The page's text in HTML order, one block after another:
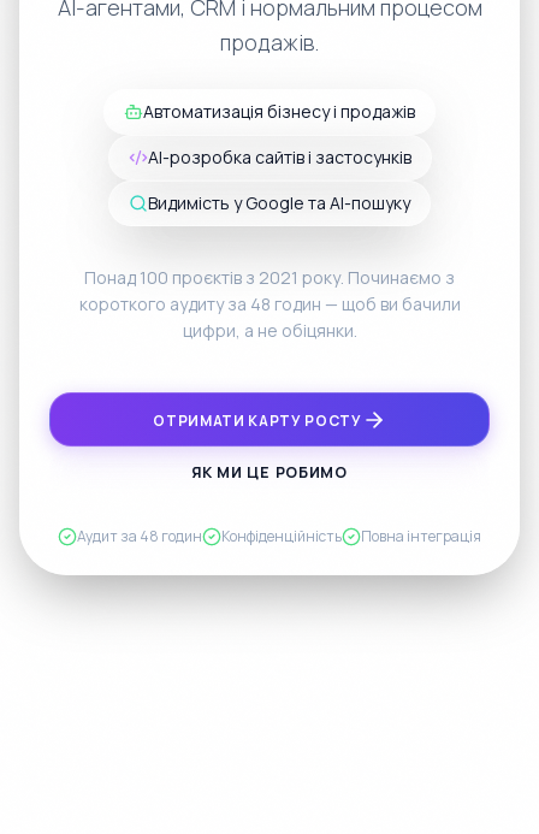
продажів.
Автоматизація бізнесу і продажів
AI-розробка сайтів і застосунків
Видимість у Google та AI-пошуку
Понад 100 проєктів з 2021 року. Починаємо з
короткого аудиту за 48 годин — щоб ви бачили
цифри, а не обіцянки.
ОТРИМАТИ КАРТУ РОСТУ
ЯК МИ ЦЕ РОБИМО
Аудит за 48 годин Конфіденційність Повна інтеграція